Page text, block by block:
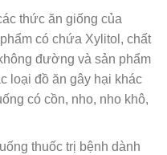
thức ăn giống của
có chứa Xylitol, chất
đường và sản phẩm
loại đồ ăn gây hại khác
có cồn, nho, nho khô,
thuốc trị bệnh dành